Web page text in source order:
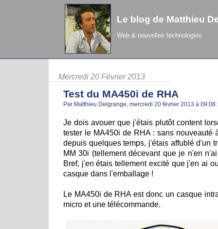
Le blog de Matthieu
Web & nouvelles technologies
Mercredi 20 Février 2013
Test du MA450i de RHA
Par Matthieu Delgrange, mercredi 20 février 2013 à 09:08
Je dois avouer que j'étais plutôt content
tester le MA450i de RHA : sans nouveauté
depuis quelques temps, j'étais affublé d'un
MM 30i (tellement décevant que je n'en
Bref, j'en étais tellement excité que j'en ai
casque dans l'emballage !
Le MA450i de RHA est donc un casque
micro et une télécommande.